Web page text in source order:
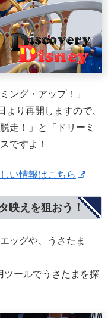
ング・アップ！」
り再開しますので、
走！」と「ドリーミ
ですよ！
い情報はこちら
映えを狙おう！
ッグや、うさたま
ツールでうさたまを探